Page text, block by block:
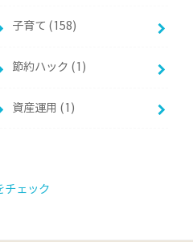
子育て (158)
節約ハック (1)
資産運用 (1)
チェック